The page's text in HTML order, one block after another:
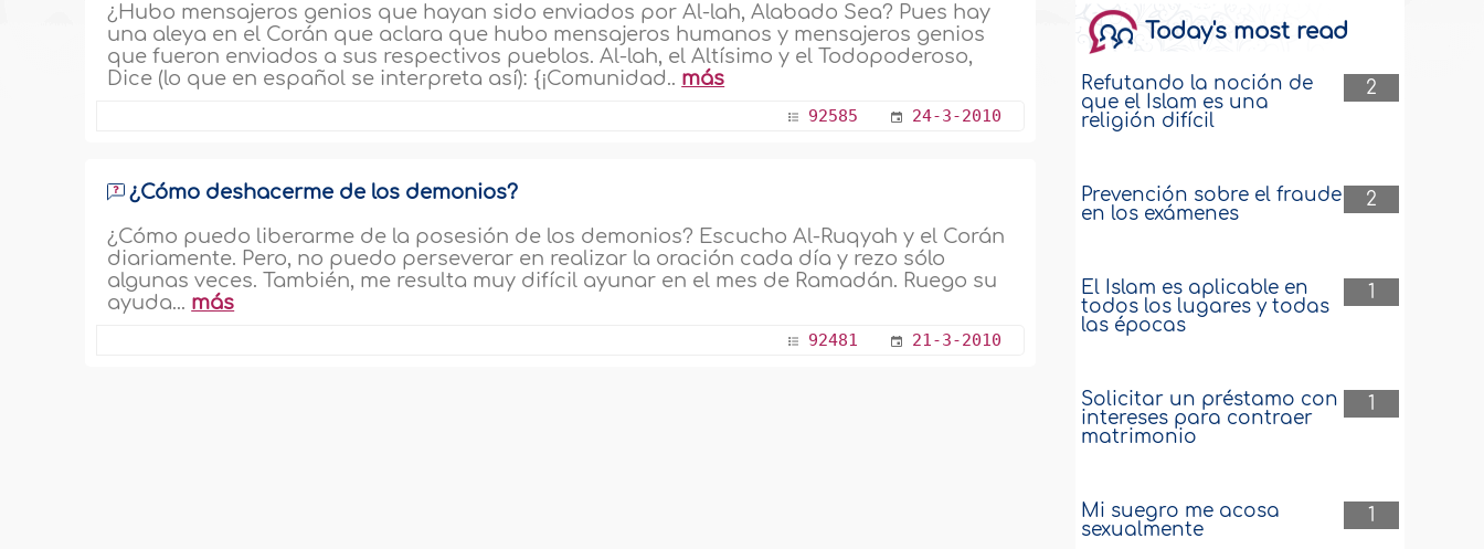
¿Hubo mensajeros genios que hayan sido enviados por Al-lah, Alabado Sea? Pues hay
una aleya en el Corán que aclara que hubo mensajeros humanos y mensajeros genios
que fueron enviados a sus respectivos pueblos. Al-lah, el Altísimo y el Todopoderoso,
Dice (lo que en español se interpreta así): {¡Comunidad.. más
92585 24-3-2010
¿Cómo deshacerme de los demonios?
¿Cómo puedo liberarme de la posesión de los demonios? Escucho Al-Ruqyah y el Corán
diariamente. Pero, no puedo perseverar en realizar la oración cada día y rezo sólo
algunas veces. También, me resulta muy difícil ayunar en el mes de Ramadán. Ruego su
ayuda... más
92481 21-3-2010
Today's most read
2
Refutando la noción de
que el Islam es una
religión difícil
2
Prevención sobre el fraude
en los exámenes
1
El Islam es aplicable en
todos los lugares y todas
las épocas
1
Solicitar un préstamo con
intereses para contraer
matrimonio
1
Mi suegro me acosa
sexualmente